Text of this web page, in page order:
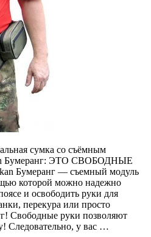
сумка со съёмным
Бумеранг: ЭТО СВОБОДНЫЕ
Бумеранг — съемный модуль
которой можно надежно
и освободить руки для
перекура или просто
Свободные руки позволяют
у вас …